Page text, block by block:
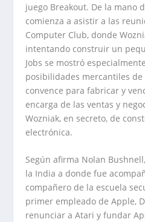
juego Breakout. De la mano
comienza a asistir a las
Computer Club, donde
intentando construir un
Jobs se mostró
posibilidades mercantiles de
convence para fabricar y
encarga de las ventas y
Wozniak, en secreto, de
electrónica.
Según afirma Nolan
la India a donde fue
compañero de la escuela
primer empleado de Apple,
renunciar a Atari y fundar